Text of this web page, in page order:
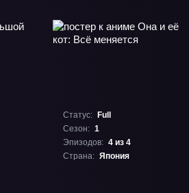
Статус:
Full
Сезон: 1
Эпизодов: 4 из 4
Страна: Япония